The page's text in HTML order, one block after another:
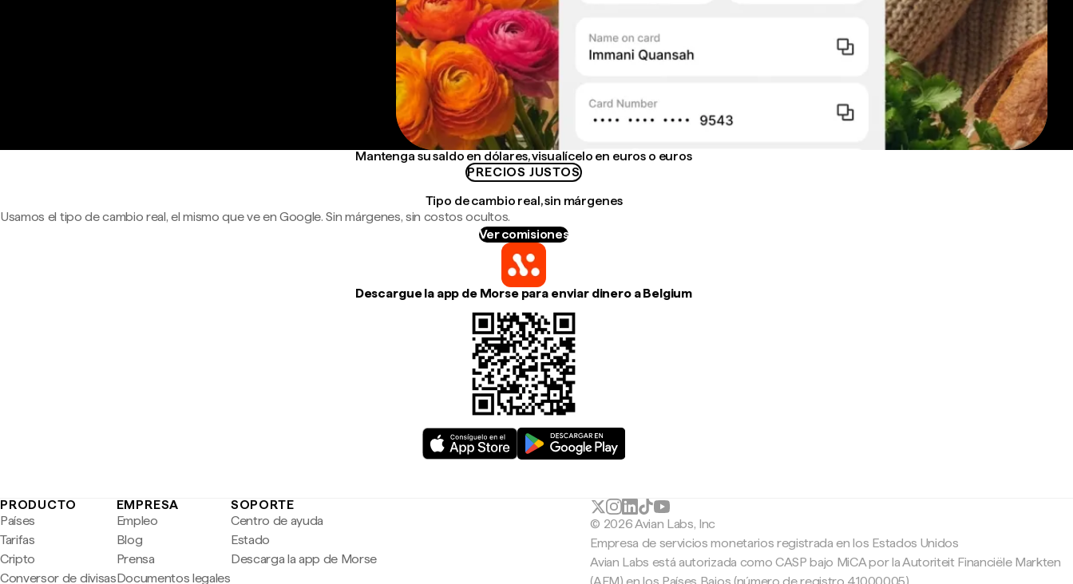
Mantenga su saldo en dólares, visualícelo en euros o euros
PRECIOS JUSTOS
Tipo de cambio real, sin márgenes
Usamos el tipo de cambio real, el mismo que ve en Google. Sin márgenes, sin costos ocultos.
Ver comisiones
Descargue la app de Morse para enviar dinero a Belgium
PRODUCTO
Países
Tarifas
Cripto
Conversor de divisas
EMPRESA
Empleo
Blog
Prensa
Documentos legales
SOPORTE
Centro de ayuda
Estado
Descarga la app de Morse
© 2026 Avian Labs, Inc
Empresa de servicios monetarios registrada en los Estados Unidos
Avian Labs está autorizada como CASP bajo MiCA por la Autoriteit Financiële Markten